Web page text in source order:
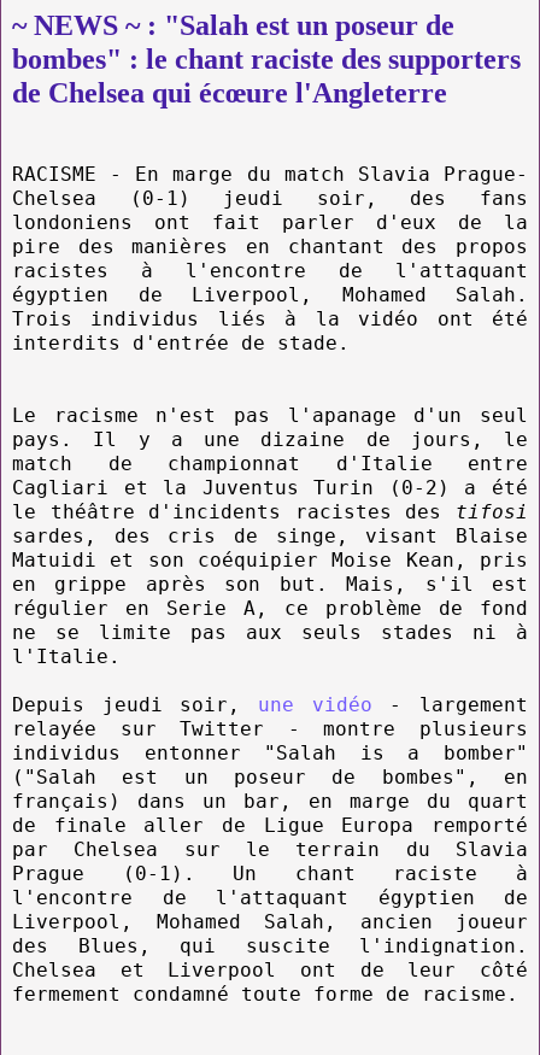
~ NEWS ~ : "Salah est un poseur de
bombes" : le chant raciste des supporters
de Chelsea qui écœure l'Angleterre
RACISME - En marge du match Slavia Prague-
Chelsea (0-1) jeudi soir, des fans
londoniens ont fait parler d'eux de la
pire des manières en chantant des propos
racistes à l'encontre de l'attaquant
égyptien de Liverpool, Mohamed Salah.
Trois individus liés à la vidéo ont été
interdits d'entrée de stade.
Le racisme n'est pas l'apanage d'un seul
pays. Il y a une dizaine de jours, le
match de championnat d'Italie entre
Cagliari et la Juventus Turin (0-2) a été
le théâtre d'incidents racistes des tifosi
sardes, des cris de singe, visant Blaise
Matuidi et son coéquipier Moise Kean, pris
en grippe après son but. Mais, s'il est
régulier en Serie A, ce problème de fond
ne se limite pas aux seuls stades ni à
l'Italie.
Depuis jeudi soir, une vidéo - largement
relayée sur Twitter - montre plusieurs
individus entonner "Salah is a bomber"
("Salah est un poseur de bombes", en
français) dans un bar, en marge du quart
de finale aller de Ligue Europa remporté
par Chelsea sur le terrain du Slavia
Prague (0-1). Un chant raciste à
l'encontre de l'attaquant égyptien de
Liverpool, Mohamed Salah, ancien joueur
des Blues, qui suscite l'indignation.
Chelsea et Liverpool ont de leur côté
fermement condamné toute forme de racisme.